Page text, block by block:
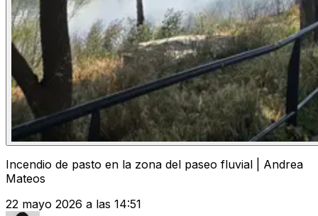
Incendio de pasto en la zona del paseo fluvial | Andrea
Mateos
22 mayo 2026 a las 14:51